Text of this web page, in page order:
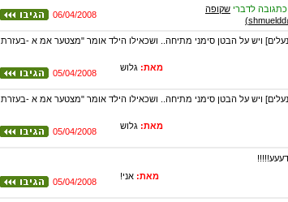
06/04/2008
כתגובה לדברי שקופה
ויש על הבטן סימני מתיחה.. ושכאילו הילד אומר "מצטער אמ א -בעזרת
05/04/2008
מאת: גלוש
ויש על הבטן סימני מתיחה.. ושכאילו הילד אומר "מצטער אמ א -בעזרת
05/04/2008
מאת: גלוש
05/04/2008
מאת: אני!